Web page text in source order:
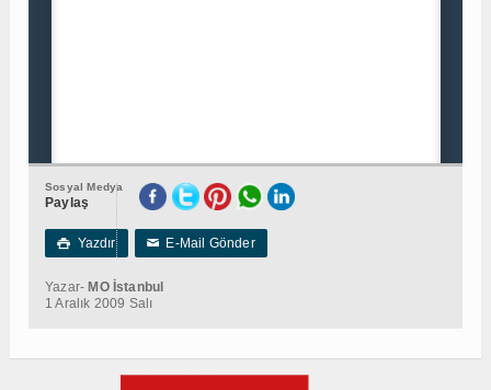
Sosyal Medya
Paylaş
 Yazdır ✉E-Mail Gönder
Yazar- MO İstanbul
1 Aralık 2009 Salı